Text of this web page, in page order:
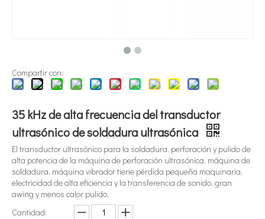
Actualmente, la investigación sobre la extracción de antioxidantes
Compartir con:
35 kHz de alta frecuencia del transductor
ultrasónico de soldadura ultrasónica
El transductor ultrasónico para la soldadura, perforación y pulido de
alta potencia de la máquina de perforación ultrasónica, máquina de
soldadura, máquina vibrador tiene pérdida pequeña maquinaria,
electricidad de alta eficiencia y la transferencia de sonido, gran
awing y menos calor pulido.
Cantidad: